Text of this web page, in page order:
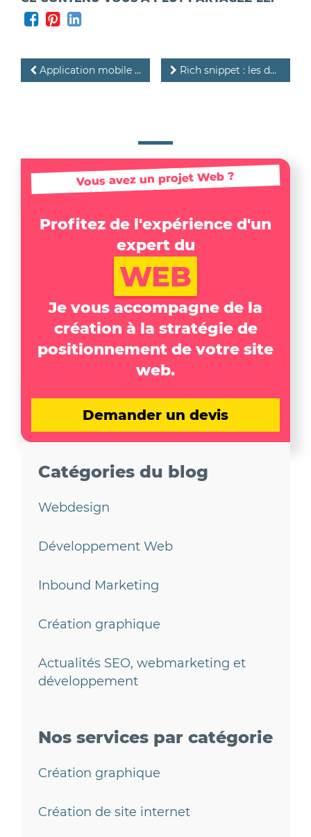
Application mobile : quand en avez-vous réellement besoin ? Rich snippet : les données structurées Google
Vous avez un projet Web ?
Profitez de l'expérience d'un
expert du
WEB
Je vous accompagne de la
création à la stratégie de
positionnement de votre site
web.
Demander un devis
Catégories du blog
Webdesign
Développement Web
Inbound Marketing
Création graphique
Actualités SEO, webmarketing et
développement
Nos services par catégorie
Création graphique
Création de site internet